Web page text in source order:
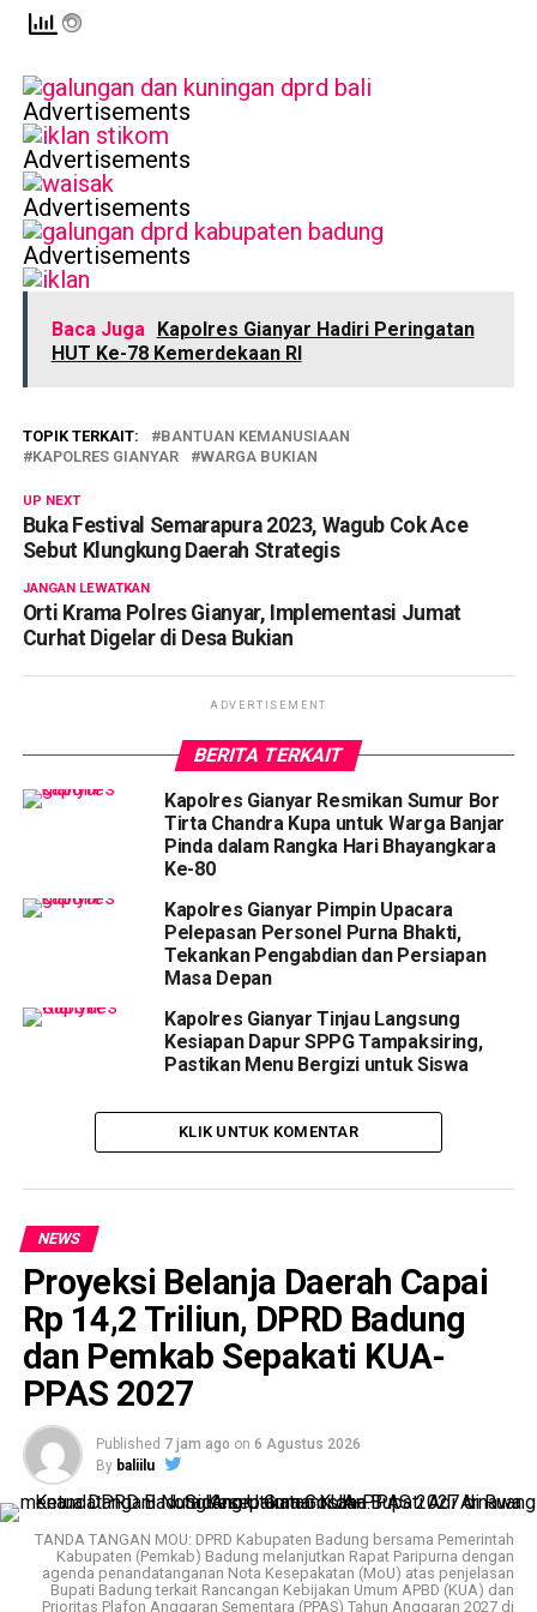
Advertisements
Advertisements
Advertisements
Advertisements
Baca Juga Kapolres Gianyar Hadiri Peringatan
HUT Ke-78 Kemerdekaan RI
TOPIK TERKAIT:
BANTUAN KEMANUSIAAN
KAPOLRES GIANYAR
WARGA BUKIAN
UP NEXT
Buka Festival Semarapura 2023, Wagub Cok Ace
Sebut Klungkung Daerah Strategis
JANGAN LEWATKAN
Orti Krama Polres Gianyar, Implementasi Jumat
Curhat Digelar di Desa Bukian
ADVERTISEMENT
BERITA TERKAIT
Kapolres Gianyar Resmikan Sumur Bor
Tirta Chandra Kupa untuk Warga Banjar
Pinda dalam Rangka Hari Bhayangkara
Ke-80
Kapolres Gianyar Pimpin Upacara
Pelepasan Personel Purna Bhakti,
Tekankan Pengabdian dan Persiapan
Masa Depan
Kapolres Gianyar Tinjau Langsung
Kesiapan Dapur SPPG Tampaksiring,
Pastikan Menu Bergizi untuk Siswa
KLIK UNTUK KOMENTAR
NEWS
Proyeksi Belanja Daerah Capai
Rp 14,2 Triliun, DPRD Badung
dan Pemkab Sepakati KUA-
PPAS 2027
Published 7 jam ago on 6 Agustus 2026
By baliilu
TANDA TANGAN MOU: DPRD Kabupaten Badung bersama Pemerintah
Kabupaten (Pemkab) Badung melanjutkan Rapat Paripurna dengan
agenda penandatanganan Nota Kesepakatan (MoU) atas penjelasan
Bupati Badung terkait Rancangan Kebijakan Umum APBD (KUA) dan
Prioritas Plafon Anggaran Sementara (PPAS) Tahun Anggaran 2027 di